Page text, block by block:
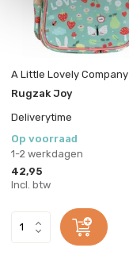
A Little Lovely Company
Rugzak Joy
Deliverytime
Op voorraad
1-2 werkdagen
42,95
Incl. btw